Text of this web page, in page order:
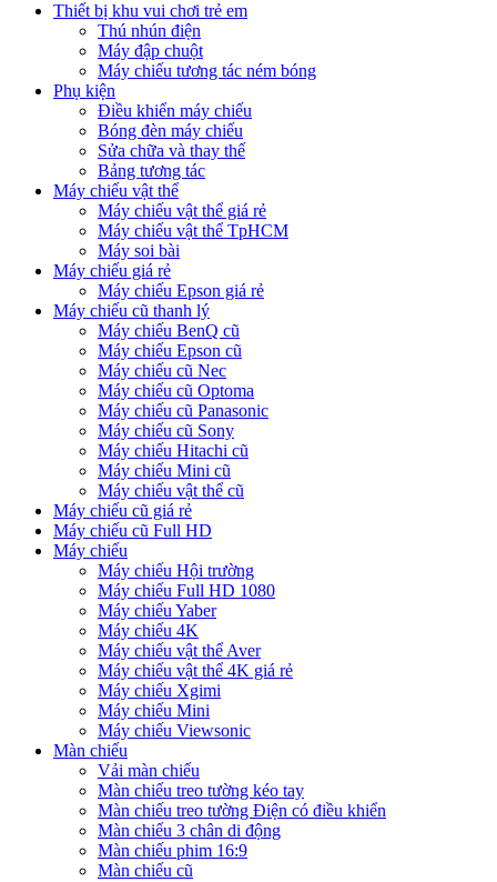
Thiết bị khu vui chơi trẻ em
Thú nhún điện
Máy đập chuột
Máy chiếu tương tác ném bóng
Phụ kiện
Điều khiển máy chiếu
Bóng đèn máy chiếu
Sửa chữa và thay thế
Bảng tương tác
Máy chiếu vật thể
Máy chiếu vật thể giá rẻ
Máy chiếu vật thể TpHCM
Máy soi bài
Máy chiếu giá rẻ
Máy chiếu Epson giá rẻ
Máy chiếu cũ thanh lý
Máy chiếu BenQ cũ
Máy chiếu Epson cũ
Máy chiếu cũ Nec
Máy chiếu cũ Optoma
Máy chiếu cũ Panasonic
Máy chiếu cũ Sony
Máy chiếu Hitachi cũ
Máy chiếu Mini cũ
Máy chiếu vật thể cũ
Máy chiếu cũ giá rẻ
Máy chiếu cũ Full HD
Máy chiếu
Máy chiếu Hội trường
Máy chiếu Full HD 1080
Máy chiếu Yaber
Máy chiếu 4K
Máy chiếu vật thể Aver
Máy chiếu vật thể 4K giá rẻ
Máy chiếu Xgimi
Máy chiếu Mini
Máy chiếu Viewsonic
Màn chiếu
Vải màn chiếu
Màn chiếu treo tường kéo tay
Màn chiếu treo tường Điện có điều khiển
Màn chiếu 3 chân di động
Màn chiếu phim 16:9
Màn chiếu cũ